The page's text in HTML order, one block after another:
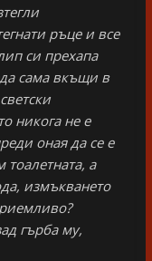
ръце и все
си прехапа
сама вкъщи в
никога не е
оная да се е
тоалетната, а
измъкването
гърба му,